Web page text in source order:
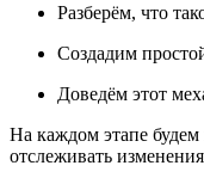
Разберём, что
Создадим
Доведём этот
На каждом этапе
отслеживать